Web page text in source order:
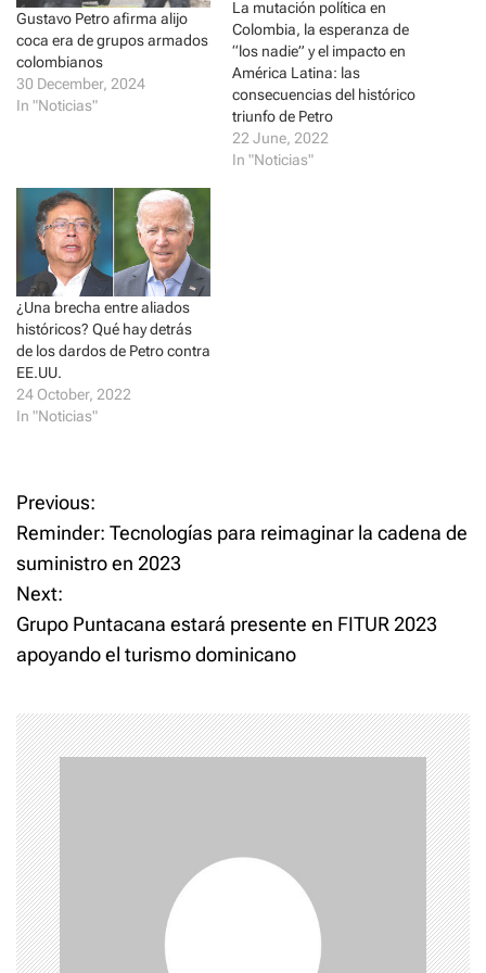
t
t
e
r
(
O
p
e
e
w
w
i
n
d
o
w
)
e
b
o
o
(
O
n
w
w
n
d
o
w
)
Gustavo Petro afirma alijo
coca era de grupos armados
colombianos
30 December, 2024
In "Noticias"
La mutación política en
Colombia, la esperanza de
“los nadie” y el impacto en
América Latina: las
consecuencias del histórico
triunfo de Petro
22 June, 2022
In "Noticias"
¿Una brecha entre aliados
históricos? Qué hay detrás
de los dardos de Petro contra
EE.UU.
24 October, 2022
In "Noticias"
P
o
s
t
a
v
i
g
a
Previous:
Reminder: Tecnologías para reimaginar la cadena de
suministro en 2023
Next:
Grupo Puntacana estará presente en FITUR 2023
apoyando el turismo dominicano